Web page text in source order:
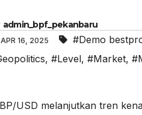
admin_bpf_pekanbaru
APR 16, 2025 #Demo
, #Level, #Market,
USD melanjutkan tren